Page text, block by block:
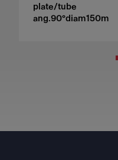
plate/tube
ang.90°diam150m